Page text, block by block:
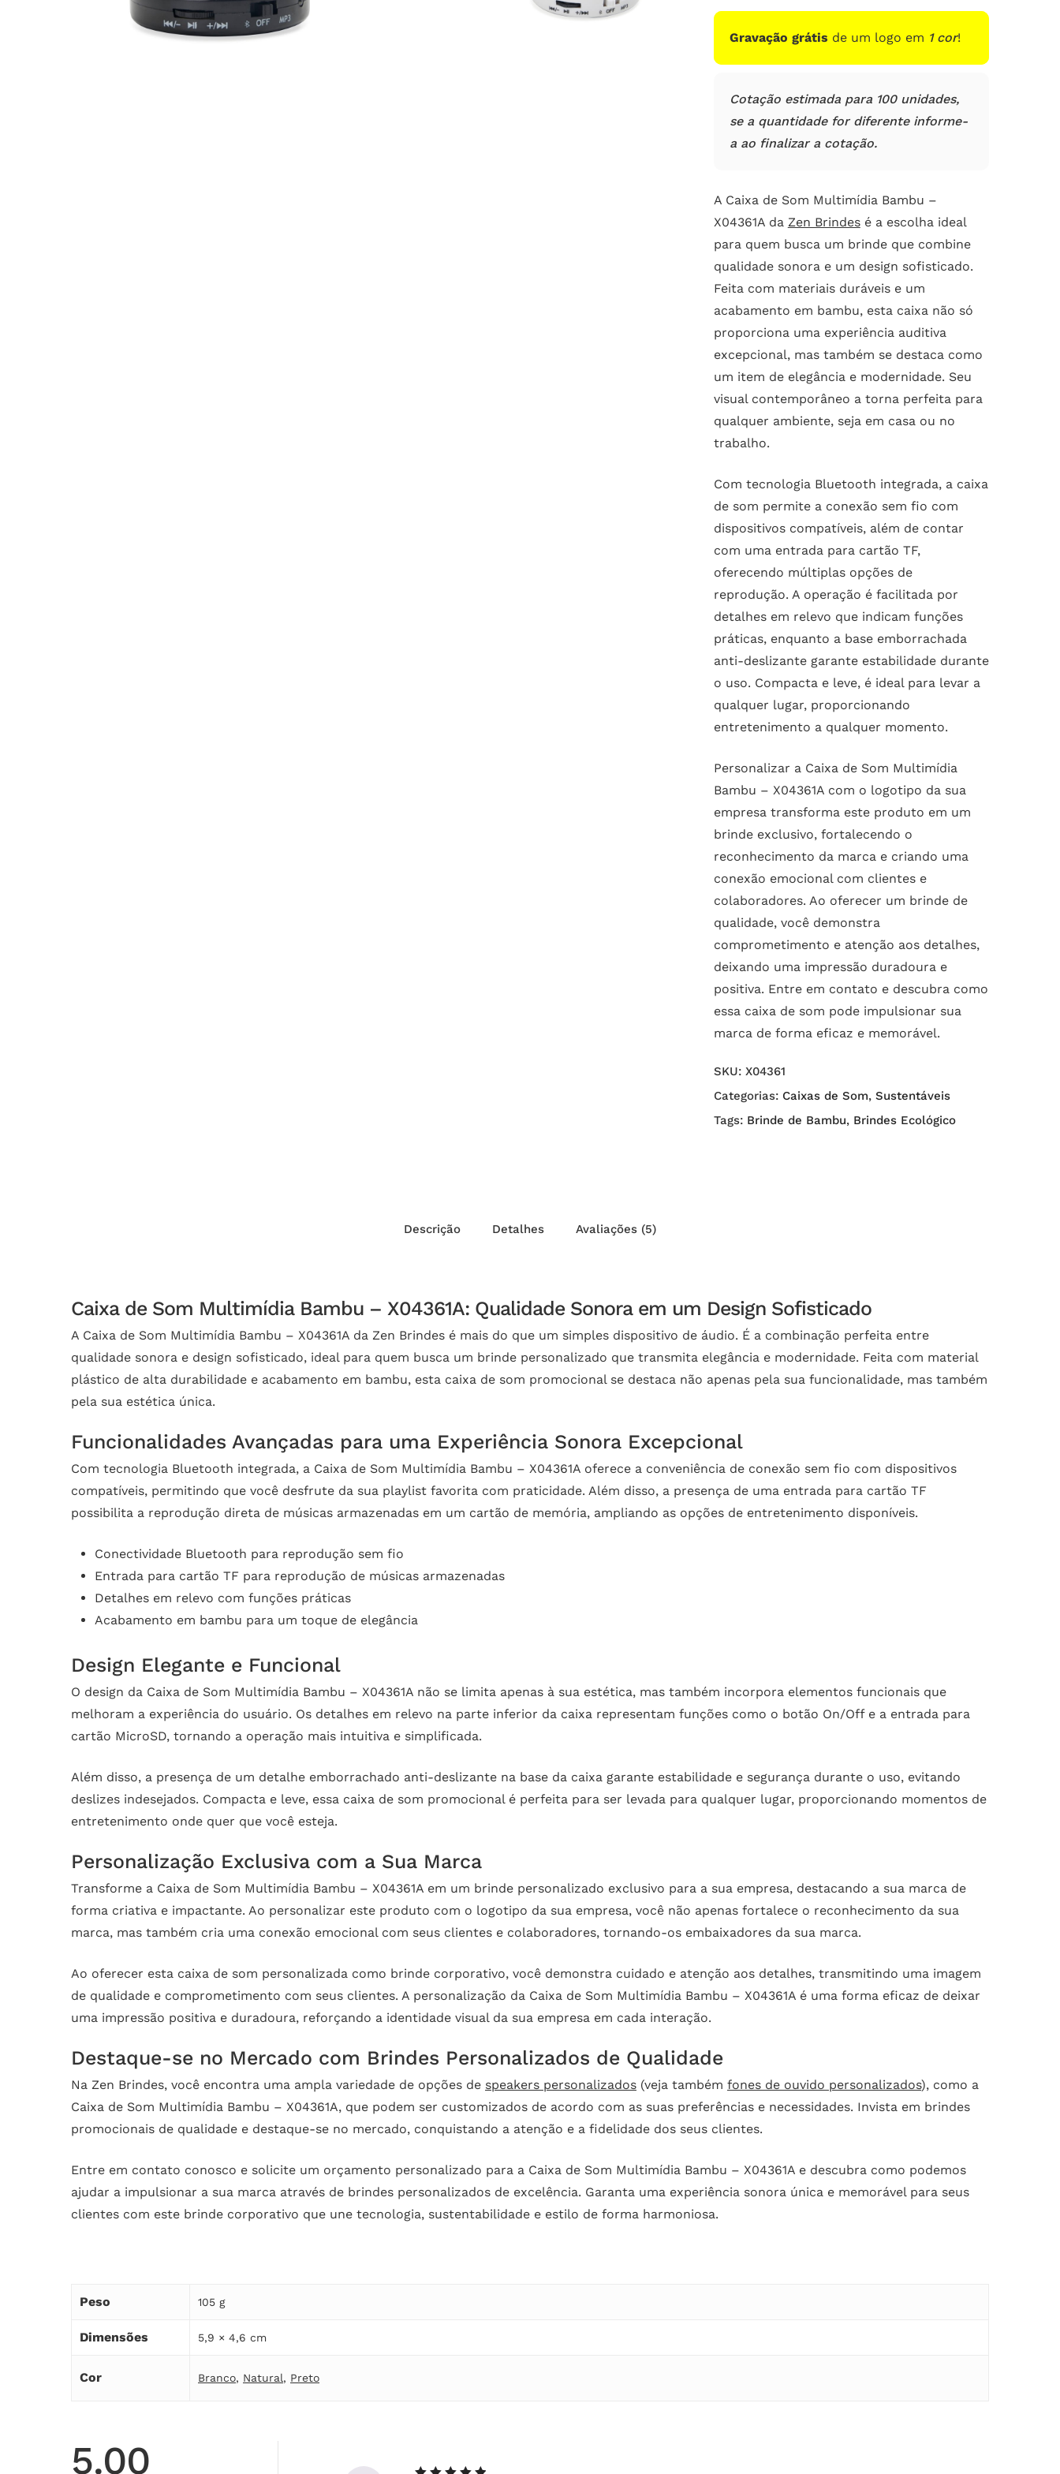
clientes
Gravação grátis de um logo em 1 cor!
Cotação estimada para 100 unidades,
se a quantidade for diferente informe-
a ao finalizar a cotação.
A Caixa de Som Multimídia Bambu –
X04361A da Zen Brindesé a escolha ideal
para quem busca um brinde que combine
qualidade sonora e um design sofisticado.
Feita com materiais duráveis e um
acabamento em bambu, esta caixa não só
proporciona uma experiência auditiva
excepcional, mas também se destaca como
um item de elegância e modernidade. Seu
visual contemporâneo a torna perfeita para
qualquer ambiente, seja em casa ou no
trabalho.
Com tecnologia Bluetooth integrada, a caixa
de som permite a conexão sem fio com
dispositivos compatíveis, além de contar
com uma entrada para cartão TF,
oferecendo múltiplas opções de
reprodução. A operação é facilitada por
detalhes em relevo que indicam funções
práticas, enquanto a base emborrachada
anti-deslizante garante estabilidade durante
o uso. Compacta e leve, é ideal para levar a
qualquer lugar, proporcionando
entretenimento a qualquer momento.
Personalizar a Caixa de Som Multimídia
Bambu – X04361A com o logotipo da sua
empresa transforma este produto em um
brinde exclusivo, fortalecendo o
reconhecimento da marca e criando uma
conexão emocional com clientes e
colaboradores. Ao oferecer um brinde de
qualidade, você demonstra
comprometimento e atenção aos detalhes,
deixando uma impressão duradoura e
positiva. Entre em contato e descubra como
essa caixa de som pode impulsionar sua
marca de forma eficaz e memorável.
SKU: X04361
Categorias: Caixas de Som, Sustentáveis
Tags: Brinde de Bambu, Brindes Ecológico
Descrição Detalhes Avaliações (5)
Caixa de Som Multimídia Bambu – X04361A: Qualidade Sonora em um Design Sofisticado
A Caixa de Som Multimídia Bambu – X04361A da Zen Brindes é mais do que um simples dispositivo de áudio. É a combinação perfeita entre
qualidade sonora e design sofisticado, ideal para quem busca um brinde personalizado que transmita elegância e modernidade. Feita com material
plástico de alta durabilidade e acabamento em bambu, esta caixa de som promocional se destaca não apenas pela sua funcionalidade, mas também
pela sua estética única.
Funcionalidades Avançadas para uma Experiência Sonora Excepcional
Com tecnologia Bluetooth integrada, a Caixa de Som Multimídia Bambu – X04361A oferece a conveniência de conexão sem fio com dispositivos
compatíveis, permitindo que você desfrute da sua playlist favorita com praticidade. Além disso, a presença de uma entrada para cartão TF
possibilita a reprodução direta de músicas armazenadas em um cartão de memória, ampliando as opções de entretenimento disponíveis.
Conectividade Bluetooth para reprodução sem fio
Entrada para cartão TF para reprodução de músicas armazenadas
Detalhes em relevo com funções práticas
Acabamento em bambu para um toque de elegância
Design Elegante e Funcional
O design da Caixa de Som Multimídia Bambu – X04361A não se limita apenas à sua estética, mas também incorpora elementos funcionais que
melhoram a experiência do usuário. Os detalhes em relevo na parte inferior da caixa representam funções como o botão On/Off e a entrada para
cartão MicroSD, tornando a operação mais intuitiva e simplificada.
Além disso, a presença de um detalhe emborrachado anti-deslizante na base da caixa garante estabilidade e segurança durante o uso, evitando
deslizes indesejados. Compacta e leve, essa caixa de som promocional é perfeita para ser levada para qualquer lugar, proporcionando momentos de
entretenimento onde quer que você esteja.
Personalização Exclusiva com a Sua Marca
Transforme a Caixa de Som Multimídia Bambu – X04361A em um brinde personalizado exclusivo para a sua empresa, destacando a sua marca de
forma criativa e impactante. Ao personalizar este produto com o logotipo da sua empresa, você não apenas fortalece o reconhecimento da sua
marca, mas também cria uma conexão emocional com seus clientes e colaboradores, tornando-os embaixadores da sua marca.
Ao oferecer esta caixa de som personalizada como brinde corporativo, você demonstra cuidado e atenção aos detalhes, transmitindo uma imagem
de qualidade e comprometimento com seus clientes. A personalização da Caixa de Som Multimídia Bambu – X04361A é uma forma eficaz de deixar
uma impressão positiva e duradoura, reforçando a identidade visual da sua empresa em cada interação.
Destaque-se no Mercado com Brindes Personalizados de Qualidade
Na Zen Brindes, você encontra uma ampla variedade de opções de speakers personalizados (veja também fones de ouvido personalizados), como a
Caixa de Som Multimídia Bambu – X04361A, que podem ser customizados de acordo com as suas preferências e necessidades. Invista em brindes
promocionais de qualidade e destaque-se no mercado, conquistando a atenção e a fidelidade dos seus clientes.
Entre em contato conosco e solicite um orçamento personalizado para a Caixa de Som Multimídia Bambu – X04361A e descubra como podemos
ajudar a impulsionar a sua marca através de brindes personalizados de excelência. Garanta uma experiência sonora única e memorável para seus
clientes com este brinde corporativo que une tecnologia, sustentabilidade e estilo de forma harmoniosa.
Peso 105 g
Dimensões 5,9 × 4,6 cm
Cor Branco, Natural, Preto
5.00